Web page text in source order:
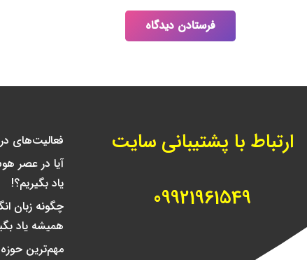
فرستادن دیدگاه
ارتباط با پشتیبانی سایت
09921961549
فعالیت‌‌های
آیا در عصر
یاد بگیریم؟!
چگونه زبان
همیشه یاد
مهم‌ترین